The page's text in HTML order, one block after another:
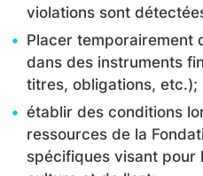
violations sont
Placer temporairement
dans des instruments
titres, obligations, etc.);
établir des conditions
ressources de la
spécifiques visant pour